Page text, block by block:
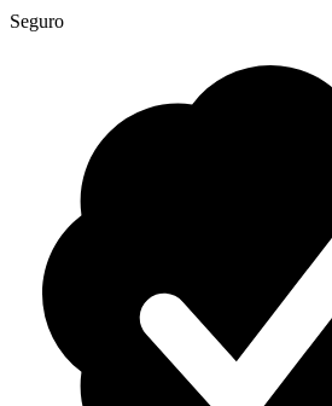
Seguro